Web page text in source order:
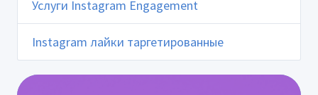
Услуги Instagram Engagement
Instagram лайки таргетированные